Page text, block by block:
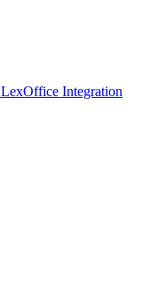
LexOffice Integration